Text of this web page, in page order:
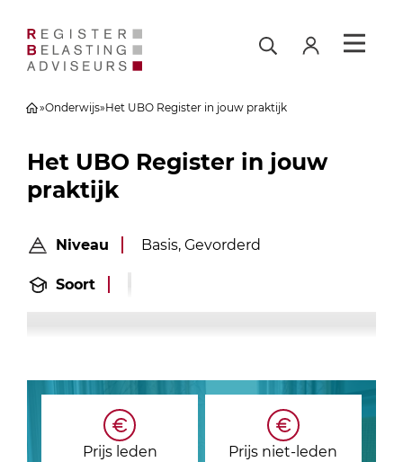
»Onderwijs»Het UBO Register in jouw praktijk
Het UBO Register in jouw
praktijk
Niveau Basis, Gevorderd
Soort
Prijs leden Prijs niet-leden